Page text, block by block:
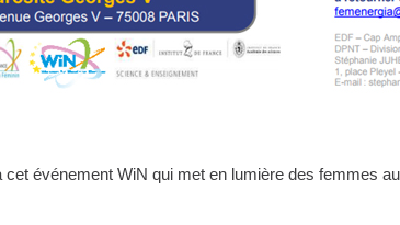
événement WiN qui met en lumière des femmes